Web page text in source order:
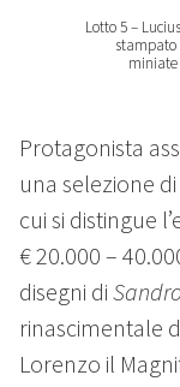
Lotto 5 –
miniate
Protagonista
una selezione
cui si distingue
€ 20.000 –
disegni di
rinascimentale
Lorenzo il